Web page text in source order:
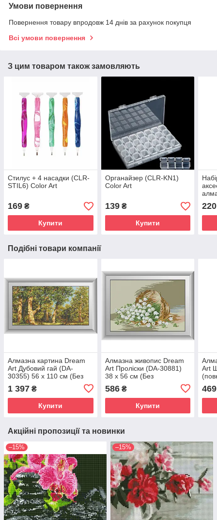
Умови повернення
Повернення товару впродовж 14 днів за рахунок покупця
Всі умови повернення
З цим товаром також замовляють
Стилус + 4 насадки (CLR-
STIL6) Color Art
169 ₴
Купити
Органайзер (CLR-KN1)
Color Art
139₴
Купити
220
Подібні товари компанії
Алмазна картина Dream
Art Дубовий гай (DA-
30355) 56 х 110 см (Без
1 397 ₴
Купити
Алмазна живопис Dream
Art Проліски (DA-30881)
38 x 56 см (Без
586₴
Купити
Art
469
Акційні пропозиції та новинки
–15% –15%